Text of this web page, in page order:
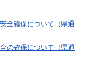
全確保について（県通
の確保について（県通